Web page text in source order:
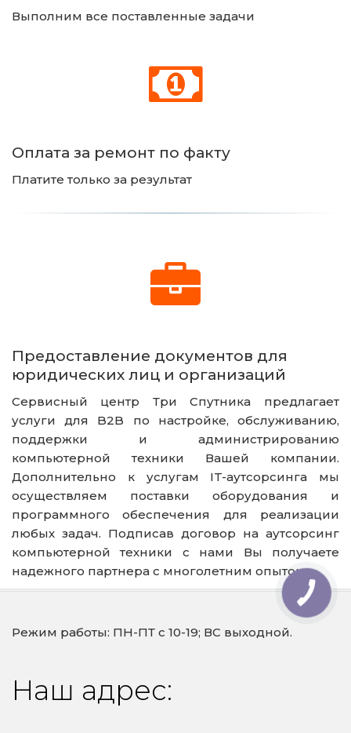
Выполним все поставленные задачи
Оплата за ремонт по факту
Платите только за результат
Предоставление документов для
юридических лиц и организаций
Сервисный центр Три Спутника предлагает
услуги для B2B по настройке, обслуживанию,
поддержки и администрированию
компьютерной техники Вашей компании.
Дополнительно к услугам IT-аутсорсинга мы
осуществляем поставки оборудования и
программного обеспечения для реализации
любых задач. Подписав договор на аутсорсинг
компьютерной техники с нами Вы получаете
надежного партнера с многолетним опытом.
Режим работы: ПН-ПТ с 10-19; ВС выходной.
Наш адрес: